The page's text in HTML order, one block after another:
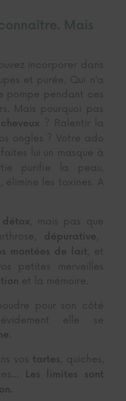
incorporer dans
et purée. Qui n’a
pompe pendant ces
Mais pourquoi pas
? Ralentir la
ongles ? Votre ado
lui un masque à
purifie la peau,
, élimine les toxines. A
, mais pas que
dépurative
montées de lait
, et
petites merveilles
et la mémoire.
pour son côté
elle se
vos tartes , quiches,
Les limites sont